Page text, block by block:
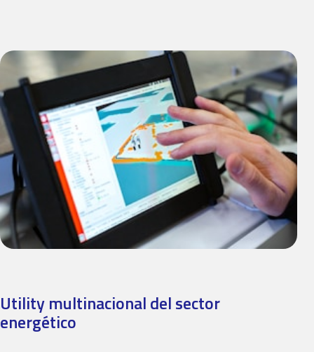
Utility multinacional del sector
energético